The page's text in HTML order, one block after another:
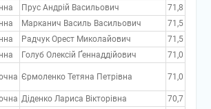
Прус Андрій Васильович
71,8
Марканич Василь Васильович
71,5
Радчук Орест Миколайович
71,5
Голуб Олексій Ґеннаддійович
71,0
Єрмоленко Тетяна Петрівна 71,0
Діденко Лариса Вікторівна
70,7